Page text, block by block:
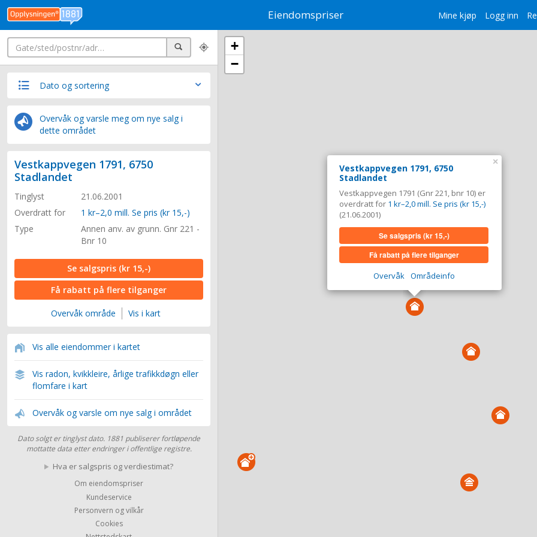
Mine kjøp Logg inn
Eiendomspriser
Søk
Dato og sortering
Overvåk og varsle meg om nye salg i
dette området
Vestkappvegen 1791, 6750
Stadlandet
Tinglyst
21.06.2001
Overdratt for
1 kr–2,0 mill. Se pris (kr 15,-)
Type
Annen anv. av grunn. Gnr 221 -
Bnr 10
Se salgspris (kr 15,-)
Få rabatt på flere tilganger
Overvåk område Vis i kart
Vis alle eiendommer i kartet
Vis radon, kvikkleire, årlige trafikkdøgn eller
flomfare i kart
Overvåk og varsle om nye salg i området
Dato solgt er tinglyst dato. 1881 publiserer fortløpende
mottatte data etter endringer i offentlige registre.
Hva er salgspris og verdiestimat?
Om eiendomspriser
Kundeservice
Personvern og vilkår
Cookies
Vestkappvegen 1791, 6750
Stadlandet
Vestkappvegen 1791 (Gnr 221, bnr 10) er
overdratt for 1 kr–2,0 mill. Se pris (kr 15,-)
(21.06.2001)
Se salgspris(kr 15,-)
Få rabatt på flere tilganger
Overvåk Områdeinfo
×
+
−